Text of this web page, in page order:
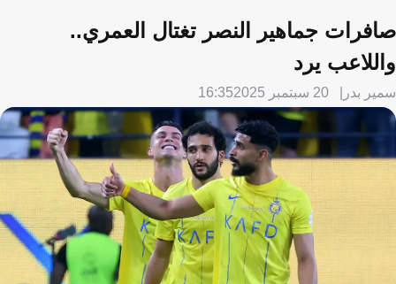
صافرات جماهير النصر تغتال العمري..
واللاعب يرد
سمير بدر 20 سبتمبر 2025 16:35